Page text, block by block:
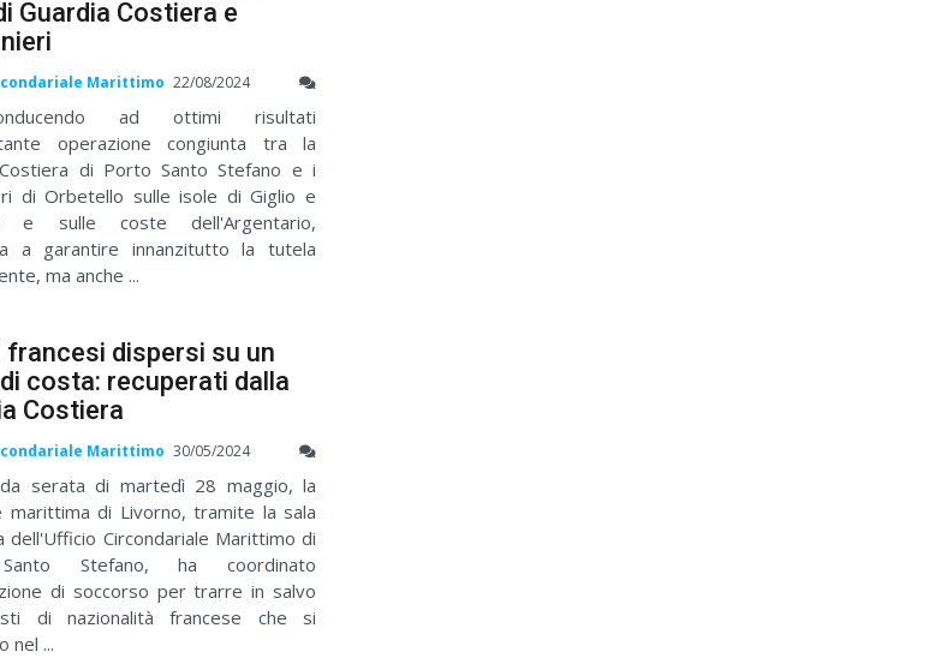
Guardia Costiera e
Marittimo 22/08/2024
ad ottimi risultati
operazione congiunta tra la
di Porto Santo Stefano e i
di Orbetello sulle isole di Giglio e
e sulle coste dell'Argentario,
a garantire innanzitutto la tutela
ma anche ...
francesi dispersi su un
costa: recuperati dalla
Costiera
Marittimo 30/05/2024
serata di martedì 28 maggio, la
marittima di Livorno, tramite la sala
dell'Ufficio Circondariale Marittimo di
Stefano, ha coordinato
di soccorso per trarre in salvo
di nazionalità francese che si
nel ...